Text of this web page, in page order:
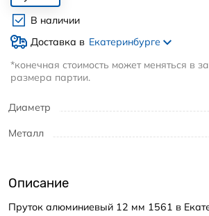
Диаметр
Металл
В наличии
Доставка в Екатеринбурге
*конечная стоимость может меняться в
размера партии.
Описание
Пруток алюминиевый 12 мм 1561 в